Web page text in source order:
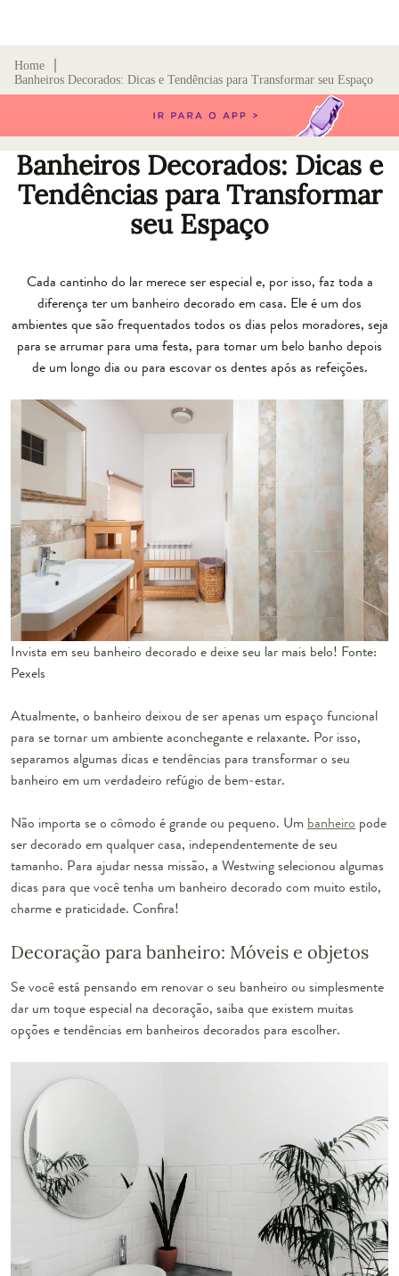
Home
Banheiros Decorados: Dicas e Tendências para Transformar seu Espaço
Banheiros Decorados: Dicas e
Tendências para Transformar
seu Espaço
Cada cantinho do lar merece ser especial e, por isso, faz toda a
diferença ter um banheiro decorado em casa. Ele é um dos
ambientes que são frequentados todos os dias pelos moradores, seja
para se arrumar para uma festa, para tomar um belo banho depois
de um longo dia ou para escovar os dentes após as refeições.
Invista em seu banheiro decorado e deixe seu lar mais belo! Fonte:
Pexels
Atualmente, o banheiro deixou de ser apenas um espaço funcional
para se tornar um ambiente aconchegante e relaxante. Por isso,
separamos algumas dicas e tendências para transformar o seu
banheiro em um verdadeiro refúgio de bem-estar.
Não importa se o cômodo é grande ou pequeno. Um banheiro pode
ser decorado em qualquer casa, independentemente de seu
tamanho. Para ajudar nessa missão, a Westwing selecionou algumas
dicas para que você tenha um banheiro decorado com muito estilo,
charme e praticidade. Confira!
Decoração para banheiro: Móveis e objetos
Se você está pensando em renovar o seu banheiro ou simplesmente
dar um toque especial na decoração, saiba que existem muitas
opções e tendências em banheiros decorados para escolher.